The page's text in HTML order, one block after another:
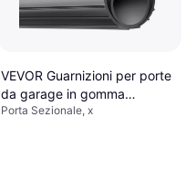
VEVOR Guarnizioni per porte
da garage in gomma
inferiore, a forma di U O-ring
Porta Sezionale, x